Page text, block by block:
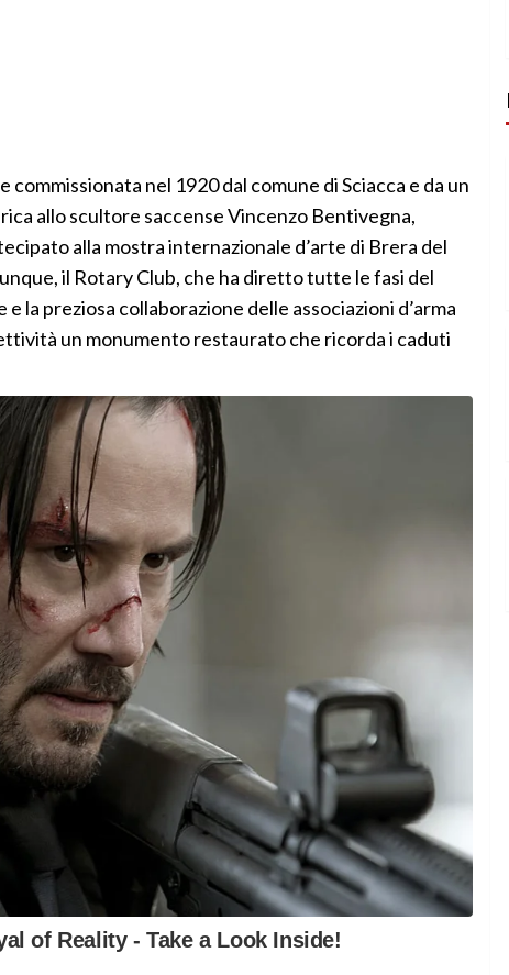
commissionata nel 1920 dal comune di Sciacca e da un
allo scultore saccense Vincenzo Bentivegna,
alla mostra internazionale d’arte di Brera del
il Rotary Club, che ha diretto tutte le fasi del
la preziosa collaborazione delle associazioni d’arma
un monumento restaurato che ricorda i caduti